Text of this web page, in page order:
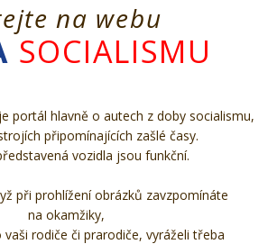
na webu
SOCIALISMU
portál hlavně o autech z doby socialismu,
připomínajících zašlé časy.
vozidla jsou funkční.
při prohlížení obrázků zavzpomínáte
na okamžiky,
rodiče či prarodiče, vyráželi třeba